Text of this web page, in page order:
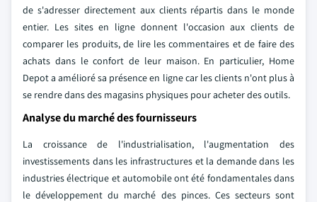
de s'adresser directement aux clients répartis dans le monde
entier. Les sites en ligne donnent l'occasion aux clients de
comparer les produits, de lire les commentaires et de faire des
achats dans le confort de leur maison. En particulier, Home
Depot a amélioré sa présence en ligne car les clients n'ont plus à
se rendre dans des magasins physiques pour acheter des outils.
Analyse du marché des fournisseurs
La croissance de l'industrialisation, l'augmentation des
investissements dans les infrastructures et la demande dans les
industries électrique et automobile ont été fondamentales dans
le développement du marché des pinces. Ces secteurs sont